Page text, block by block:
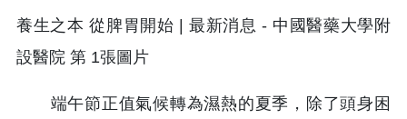
端午節正值氣候轉為濕熱的夏季，除了頭身困